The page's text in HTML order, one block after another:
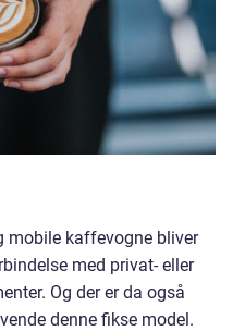
mobile kaffevogne bliver
med privat- eller
Og der er da også
denne fikse model.